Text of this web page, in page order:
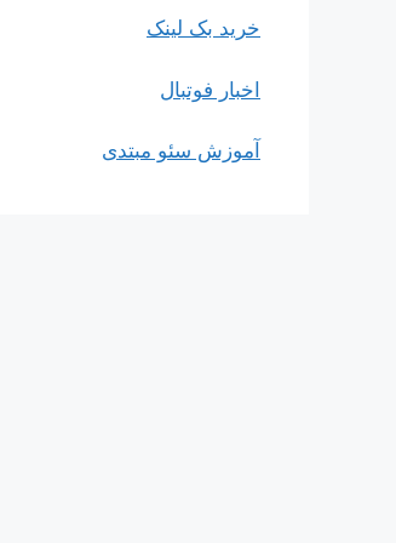
خرید بک لینک
اخبار فوتبال
آموزش سئو مبتدی